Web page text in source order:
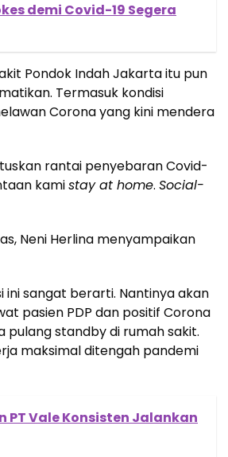
demi Covid-19 Segera
Pondok Indah Jakarta itu pun
Termasuk kondisi
Corona yang kini mendera
rantai penyebaran Covid-
kamistay at home. Social-
Neni Herlina menyampaikan
ini sangat berarti. Nantinya akan
pasien PDP dan positif Corona
pulang standby di rumah sakit.
maksimal ditengah pandemi
Vale Konsisten Jalankan